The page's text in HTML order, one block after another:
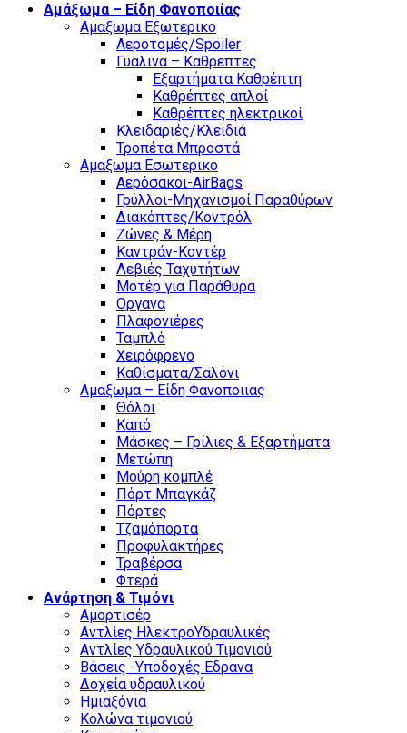
Αμάξωμα – Είδη Φανοποιίας
Αμαξωμα Εξωτερικο
Αεροτομές/Spoiler
Γυαλινα – Καθρεπτες
Εξαρτήματα Καθρέπτη
Καθρέπτες απλοί
Καθρέπτες ηλεκτρικοί
Κλειδαριές/Κλειδιά
Τροπέτα Μπροστά
Αμαξωμα Εσωτερικο
Αερόσακοι-AirBags
Γρύλλοι-Μηχανισμοί Παραθύρων
Διακόπτες/Κοντρόλ
Ζώνες & Μέρη
Καντράν-Κοντέρ
Λεβιές Ταχυτήτων
Μοτέρ για Παράθυρα
Οργανα
Πλαφονιέρες
Ταμπλό
Χειρόφρενο
Καθίσματα/Σαλόνι
Αμαξωμα – Είδη Φανοποιιας
Θόλοι
Καπό
Μάσκες – Γρίλιες & Εξαρτήματα
Μετώπη
Μούρη κομπλέ
Πόρτ Μπαγκάζ
Πόρτες
Τζαμόπορτα
Προφυλακτήρες
Τραβέρσα
Φτερά
Ανάρτηση & Τιμόνι
Αμορτισέρ
Αντλίες ΗλεκτροΥδραυλικές
Αντλίες Υδραυλικού Τιμονιού
Βάσεις -Υποδοχές Εδρανα
Δοχεία υδραυλικού
Ημιαξόνια
Κολώνα τιμονιού